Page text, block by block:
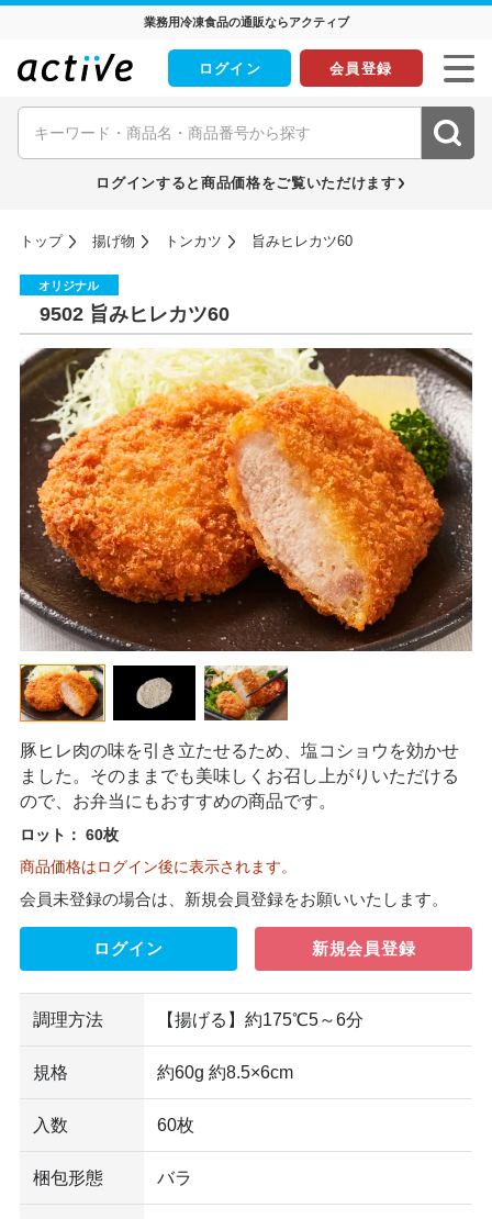
業務用冷凍食品の通販ならアクティブ
ログイン 会員登録
ログインすると商品価格をご覧いただけます
トップ 揚げ物 トンカツ 旨みヒレカツ60
オリジナル
9502 旨みヒレカツ60
豚ヒレ肉の味を引き立たせるため、塩コショウを効かせ
ました。そのままでも美味しくお召し上がりいただける
ので、お弁当にもおすすめの商品です。
ロット： 60枚
商品価格はログイン後に表示されます。
会員未登録の場合は、新規会員登録をお願いいたします。
ログイン 新規会員登録
調理方法 【揚げる】約175℃5～6分
規格 約60g 約8.5×6cm
入数 60枚
梱包形態 バラ